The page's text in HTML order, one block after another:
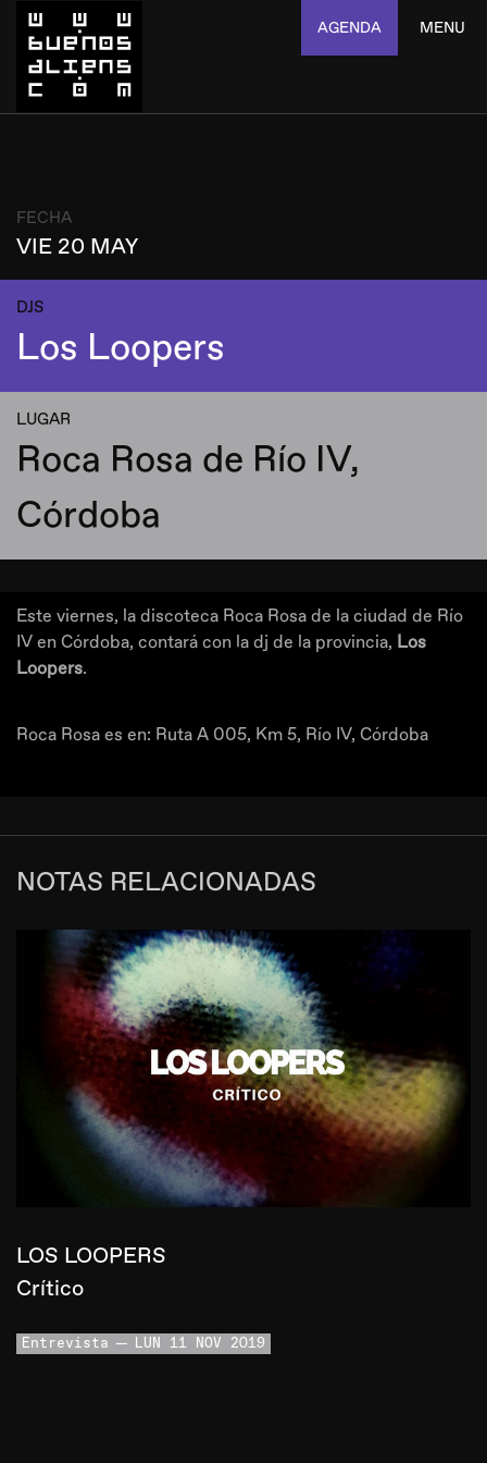
AGENDA MENU
FECHA
VIE 20 MAY
DJS
Los Loopers
LUGAR
Roca Rosa de Río IV,
Córdoba
Este viernes, la discoteca Roca Rosa de la ciudad de Río
IV en Córdoba, contará con la dj de la provincia, Los
Loopers.
Roca Rosa es en: Ruta A 005, Km 5, Río IV, Córdoba
NOTAS RELACIONADAS
LOS LOOPERS
Crítico
Entrevista LUN 11 NOV 2019